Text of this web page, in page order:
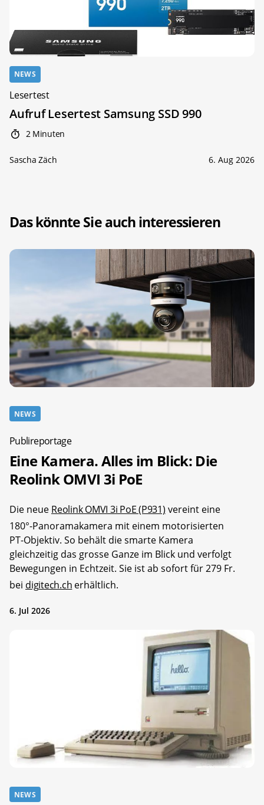
NEWS
Lesertest
Aufruf Lesertest Samsung SSD 990
2 Minuten
Sascha Zäch 6. Aug 2026
Das könnte Sie auch interessieren
NEWS
Publireportage
Eine Kamera. Alles im Blick: Die
Reolink OMVI 3i PoE
Die neue Reolink OMVI 3i PoE (P931) vereint eine
180°-Panoramakamera mit einem motorisierten
PT-Objektiv. So behält die smarte Kamera
gleichzeitig das grosse Ganze im Blick und verfolgt
Bewegungen in Echtzeit. Sie ist ab sofort für 279 Fr.
bei digitech.ch erhältlich.
6. Jul 2026
NEWS